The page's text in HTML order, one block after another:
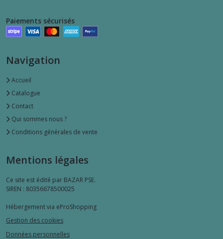
Paiements sécurisés
Navigation
Accueil
Catalogue
Contact
Qui sommes nous ?
Conditions générales de vente
Mentions légales
Ce site est édité par BAZAR PSE.
SIREN : 80356678500025
Hébergement via eProShopping
Gestion des cookies
Données personnelles